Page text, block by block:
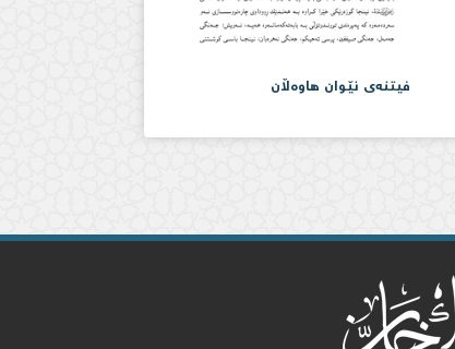
فیتنەی نێوان هاوەڵان